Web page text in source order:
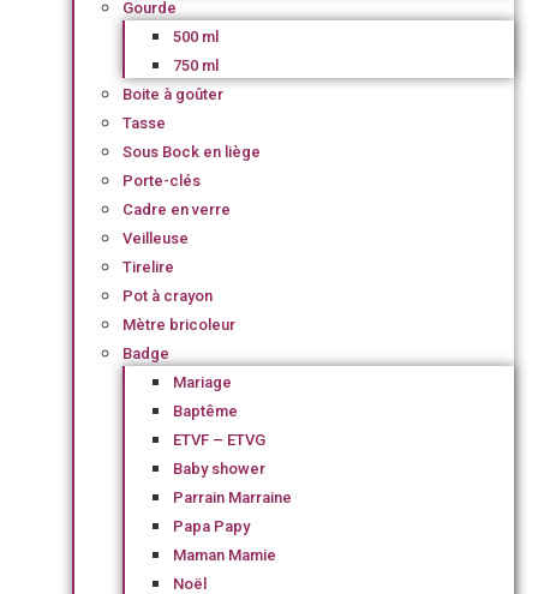
Gourde
500 ml
750 ml
Boite à goûter
Tasse
Sous Bock en liège
Porte-clés
Cadre en verre
Veilleuse
Tirelire
Pot à crayon
Mètre bricoleur
Badge
Mariage
Baptême
ETVF – ETVG
Baby shower
Parrain Marraine
Papa Papy
Maman Mamie
Noël